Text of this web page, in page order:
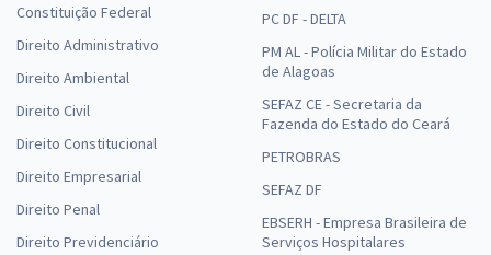
Constituição Federal
Direito Administrativo
Direito Ambiental
Direito Civil
Direito Constitucional
Direito Empresarial
Direito Penal
Direito Previdenciário
PC DF - DELTA
PM AL - Polícia Militar do Estado
de Alagoas
SEFAZ CE - Secretaria da
Fazenda do Estado do Ceará
PETROBRAS
SEFAZ DF
EBSERH - Empresa Brasileira de
Serviços Hospitalares